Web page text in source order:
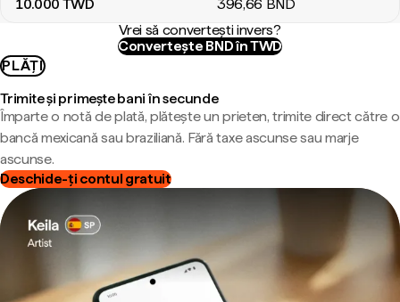
10.000 TWD 396,66 BND
Vrei să convertești invers?
Convertește BND în TWD
PLĂȚI
Trimite și primește bani în secunde
Împarte o notă de plată, plătește un prieten, trimite direct către o
bancă mexicană sau braziliană. Fără taxe ascunse sau marje
ascunse.
Deschide-ți contul gratuit